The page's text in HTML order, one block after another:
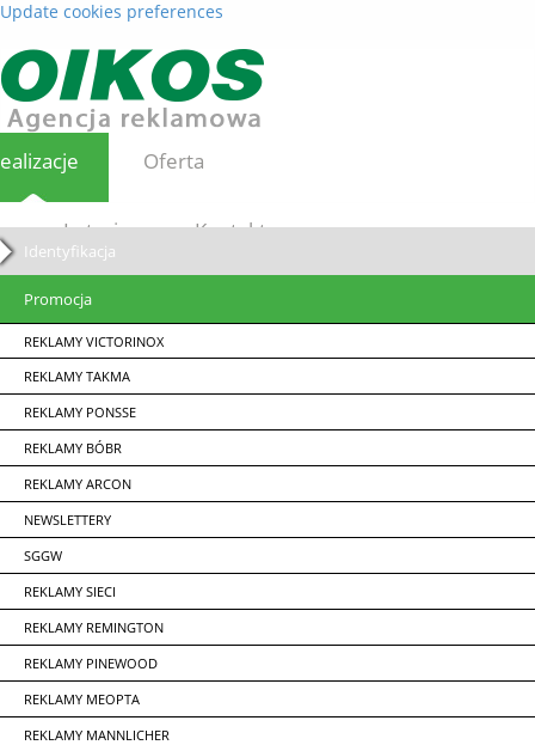
Update cookies preferences
Oferta
Loterie Kontakt
Identyfikacja
Promocja
REKLAMY VICTORINOX
REKLAMY TAKMA
REKLAMY PONSSE
REKLAMY BÓBR
REKLAMY ARCON
NEWSLETTERY
SGGW
REKLAMY SIECI
REKLAMY REMINGTON
REKLAMY PINEWOOD
REKLAMY MEOPTA
REKLAMY MANNLICHER